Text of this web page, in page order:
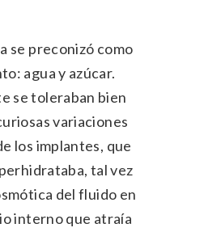
se preconizó como
agua y azúcar.
se toleraban bien
variaciones
los implantes, que
tal vez
del fluido en
interno que atraía